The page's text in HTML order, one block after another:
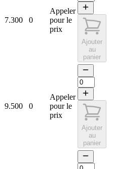
7.300 0
Appeler
pour le
prix
Ajouter
au
panier
9.500 0
Appeler
pour le
prix
Ajouter
au
panier